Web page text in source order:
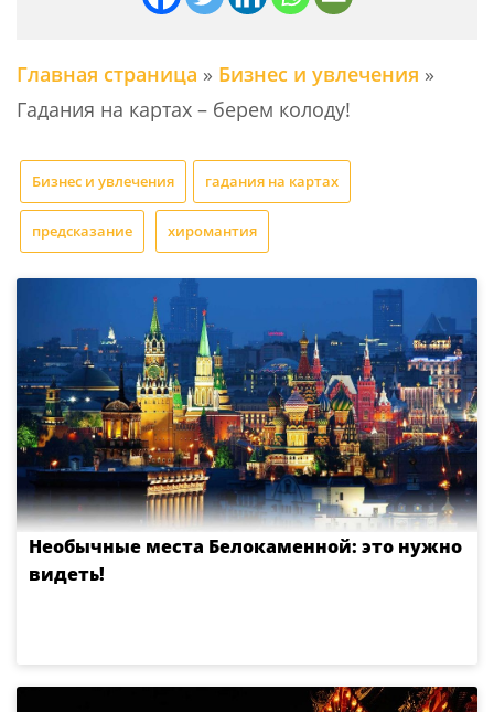
Главная страница » Бизнес и увлечения »
Гадания на картах – берем колоду!
Бизнес и увлечения гадания на картах
предсказание хиромантия
Необычные места Белокаменной: это нужно
видеть!